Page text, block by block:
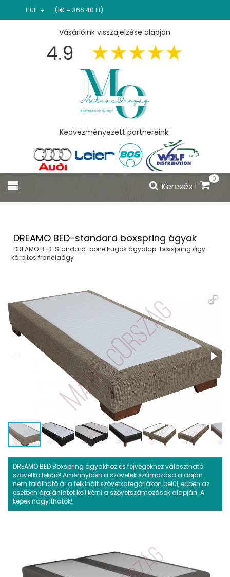
HUF (1€ = 366.40 Ft)
Vásárlóink visszajelzése alapján
4.9
Kedvezményezett partnereink:
0
Keresés
DREAMO BED-standard boxspring ágyak
DREAMO BED-Standard-bonellrugós ágyalap-boxspring ágy-
kárpitos franciaágy
DREAMO BED Boxspring ágyakhoz és fejvégekhez választható
szövetkollekció! Amennyiben a szövetek számozása alapján
nem található ár a felkínált szövetkategóriákon belül, ebben az
esetben árajánlatot kell kérni a szövetszámozások alapján. A
képek nagyíthatók!